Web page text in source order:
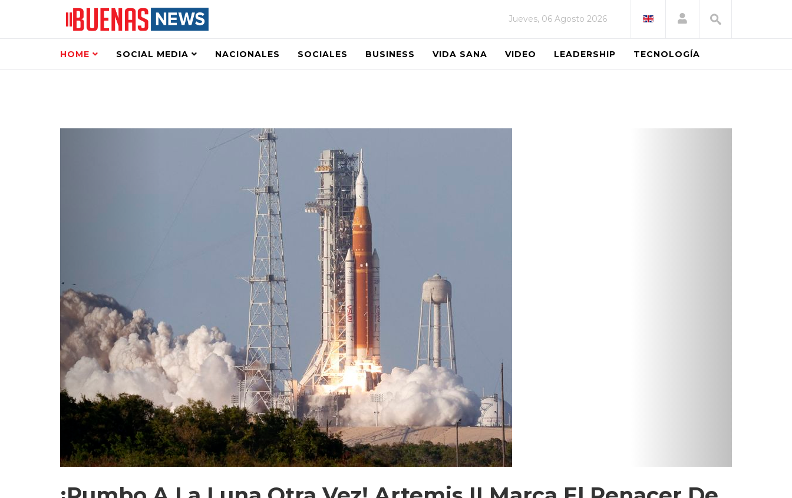
Jueves, 06 Agosto 2026
HOME SOCIAL MEDIA NACIONALES SOCIALES BUSINESS VIDA SANA VIDEO LEADERSHIP TECNOLOGÍA